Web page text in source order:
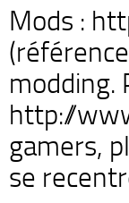
Mods :
modding.
http://
gamers,
se